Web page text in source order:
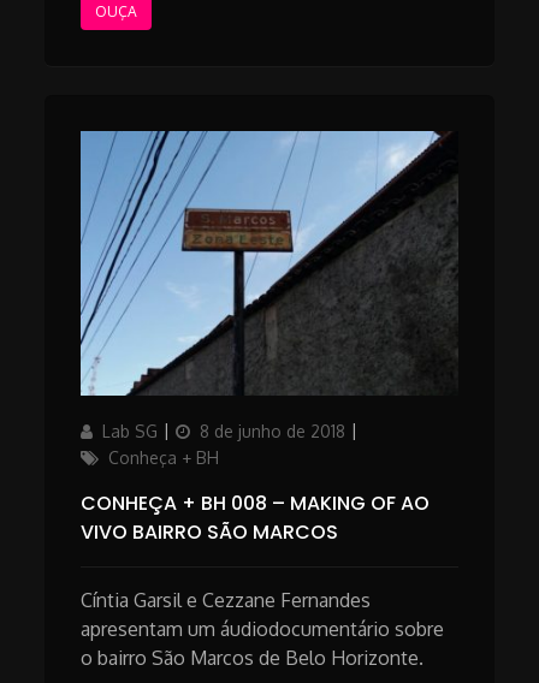
OUÇA
AuthorLab SG
Posted
on
8 de junho de 2018
Conheça + BH
CONHEÇA + BH 008 – MAKING OF AO
VIVO BAIRRO SÃO MARCOS
Cíntia Garsil e Cezzane Fernandes
apresentam um áudiodocumentário sobre
o bairro São Marcos de Belo Horizonte.